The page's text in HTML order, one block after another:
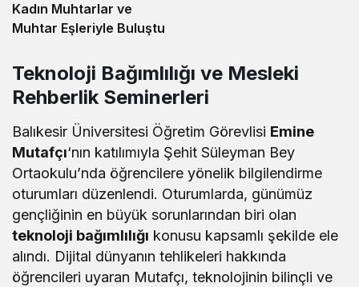
Kadın Muhtarlar ve
Muhtar Eşleriyle Buluştu
Teknoloji Bağımlılığı ve Mesleki
Rehberlik Seminerleri
Balıkesir Üniversitesi Öğretim Görevlisi Emine
Mutafçı‘nın katılımıyla Şehit Süleyman Bey
Ortaokulu’nda öğrencilere yönelik bilgilendirme
oturumları düzenlendi. Oturumlarda, günümüz
gençliğinin en büyük sorunlarından biri olan
teknoloji bağımlılığı konusu kapsamlı şekilde ele
alındı. Dijital dünyanın tehlikeleri hakkında
öğrencileri uyaran Mutafçı, teknolojinin bilinçli ve